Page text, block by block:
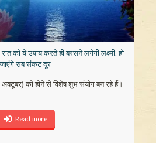
को ये उपाय करते ही बरसने लगेगी लक्ष्मी, हो
जाएंगे सब संकट दूर
अक्टूबर) को होने से विशेष शुभ संयोग बन रहे हैं।
Read more